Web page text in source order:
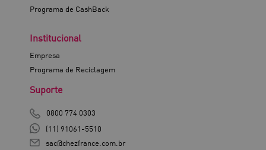
Programa de CashBack
Institucional
Empresa
Programa de Reciclagem
Suporte
0800 774 0303
(11) 91061-5510
sac@chezfrance.com.br